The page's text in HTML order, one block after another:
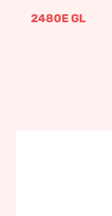
2480E GL